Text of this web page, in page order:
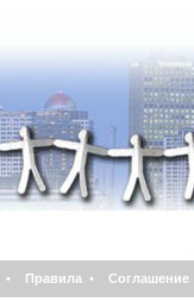
• Правила • Соглашение